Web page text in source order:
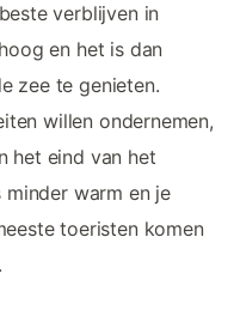
verblijven in
en het is dan
zee te genieten.
willen ondernemen,
het eind van het
minder warm en je
toeristen komen